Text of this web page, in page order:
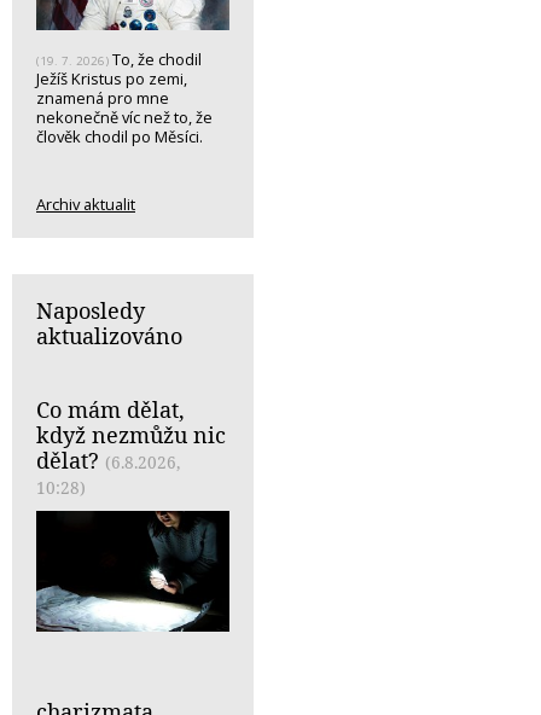
(19. 7. 2026) To, že chodil
Ježíš Kristus po zemi,
znamená pro mne
nekonečně víc než to, že
člověk chodil po Měsíci.
Archiv aktualit
Naposledy
aktualizováno
Co mám dělat,
když nezmůžu nic
dělat? (6.8.2026,
10:28)